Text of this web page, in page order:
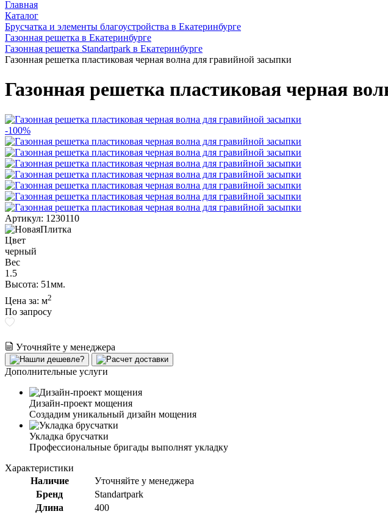
Главная
Каталог
Брусчатка и элементы благоустройства в Екатеринбурге
Газонная решетка в Екатеринбурге
Газонная решетка Standartpark в Екатеринбурге
Газонная решетка пластиковая черная волна для гравийной засыпки
Газонная решетка пластиковая черная
-100%
Артикул: 1230110
Цвет
черный
Вес
1.5
Высота: 51мм.
Цена за: м2
По запросу
Уточняйте у менеджера
Дополнительные услуги
Дизайн-проект мощения
Создадим уникальный дизайн мощения
Укладка брусчатки
Профессиональные бригады выполнят укладку
Характеристики
Наличие
Уточняйте у менеджера
Бренд
Standartpark
Длина
400